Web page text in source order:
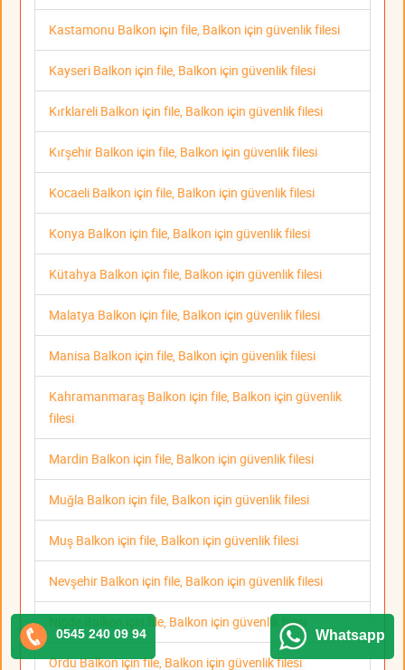
Kastamonu Balkon için file, Balkon için güvenlik filesi
Kayseri Balkon için file, Balkon için güvenlik filesi
Kırklareli Balkon için file, Balkon için güvenlik filesi
Kırşehir Balkon için file, Balkon için güvenlik filesi
Kocaeli Balkon için file, Balkon için güvenlik filesi
Konya Balkon için file, Balkon için güvenlik filesi
Kütahya Balkon için file, Balkon için güvenlik filesi
Malatya Balkon için file, Balkon için güvenlik filesi
Manisa Balkon için file, Balkon için güvenlik filesi
Kahramanmaraş Balkon için file, Balkon için güvenlik
filesi
Mardin Balkon için file, Balkon için güvenlik filesi
Muğla Balkon için file, Balkon için güvenlik filesi
Muş Balkon için file, Balkon için güvenlik filesi
Nevşehir Balkon için file, Balkon için güvenlik filesi
Niğde Balkon için file, Balkon için güvenlik filesi
Ordu Balkon için file, Balkon için güvenlik filesi
0545 240 09 94 Whatsapp